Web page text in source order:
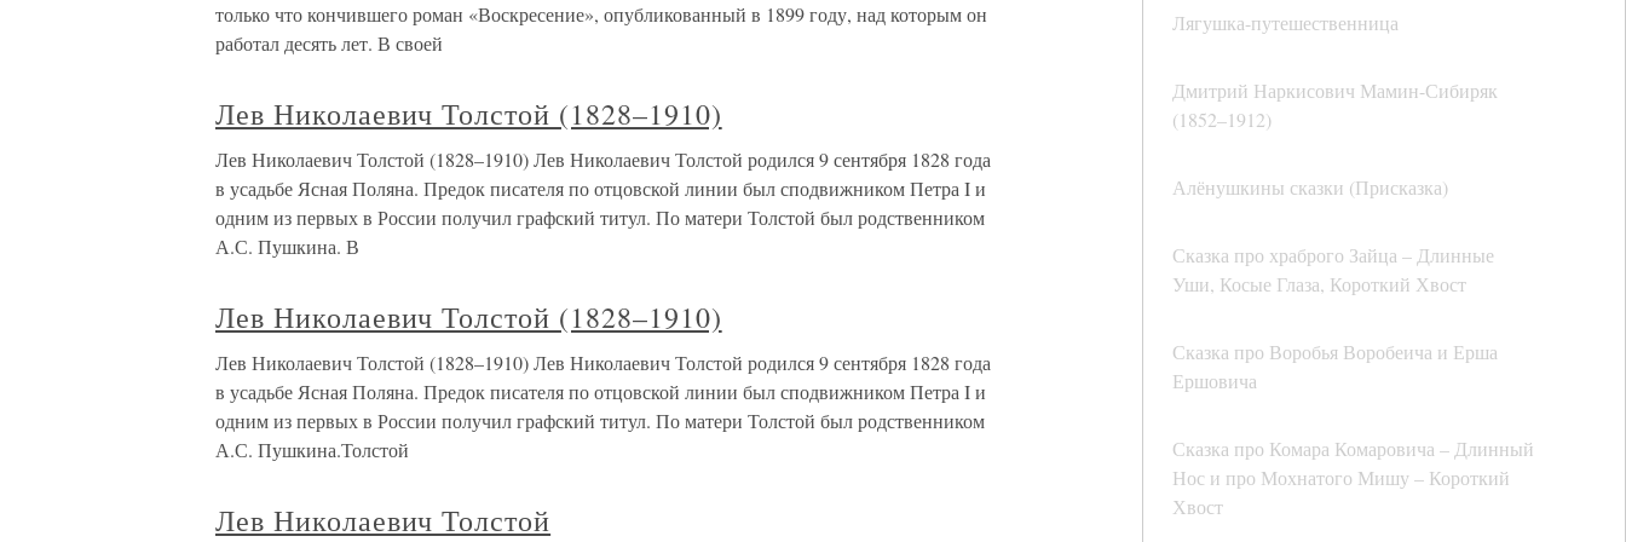
Лягушка-путешественница
Дмитрий Наркисович Мамин-Сибиряк
(1852–1912)
Алёнушкины сказки (Присказка)
Сказка про храброго Зайца – Длинные
Уши, Косые Глаза, Короткий Хвост
Сказка про Воробья Воробеича и Ерша
Ершовича
Сказка про Комара Комаровича – Длинный
Нос и про Мохнатого Мишу – Короткий
Хвост
только что кончившего роман «Воскресение», опубликованный в 1899 году, над которым он
работал десять лет. В своей
Лев Николаевич Толстой (1828–1910)
Лев Николаевич Толстой (1828–1910) Лев Николаевич Толстой родился 9 сентября 1828 года
в усадьбе Ясная Поляна. Предок писателя по отцовской линии был сподвижником Петра I и
одним из первых в России получил графский титул. По матери Толстой был родственником
А.С. Пушкина. В
Лев Николаевич Толстой (1828–1910)
Лев Николаевич Толстой (1828–1910) Лев Николаевич Толстой родился 9 сентября 1828 года
в усадьбе Ясная Поляна. Предок писателя по отцовской линии был сподвижником Петра I и
одним из первых в России получил графский титул. По матери Толстой был родственником
А.С. Пушкина.Толстой
Лев Николаевич Толстой